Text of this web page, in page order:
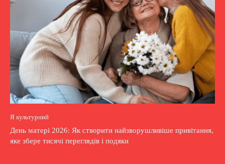
Я культурний
День матері 2026: Як створити найзворушливіше привітання,
яке збере тисячі переглядів і подяки